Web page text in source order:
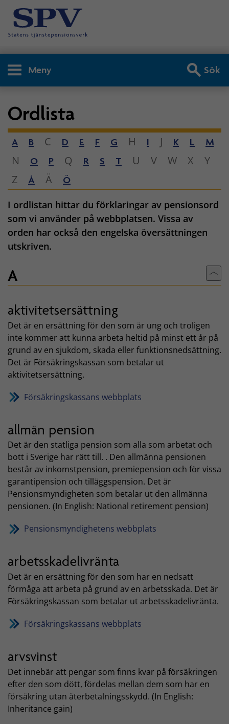
Meny Sök
Ordlista
A B C D E F G H I J K L M
N O P Q R S T U V W X
Y
Z
Å Ä Ö
I ordlistan hittar du förklaringar av pensionsord
som vi använder på webbplatsen. Vissa av
orden har också den engelska översättningen
utskriven.
A Till
aktivitetsersättning
Det är en ersättning för den som är ung och troligen
inte kommer att kunna arbeta heltid på minst ett år på
grund av en sjukdom, skada eller funktionsnedsättning.
Det är Försäkringskassan som betalar ut
aktivitetsersättning.
Försäkringskassans webbplats
allmän pension
Det är den statliga pension som alla som arbetat och
bott i Sverige har rätt till. . Den allmänna pensionen
består av inkomstpension, premiepension och för vissa
garantipension och tilläggspension. Det är
Pensionsmyndigheten som betalar ut den allmänna
pensionen. (In English: National retirement pension)
Pensionsmyndighetens webbplats
arbetsskadelivränta
Det är en ersättning för den som har en nedsatt
förmåga att arbeta på grund av en arbetsskada. Det är
Försäkringskassan som betalar ut arbetsskadelivränta.
Försäkringskassans webbplats
arvsvinst
Det innebär att pengar som finns kvar på försäkringen
efter den som dött, fördelas mellan dem som har en
försäkring utan återbetalningsskydd. (In English:
Inheritance gain)